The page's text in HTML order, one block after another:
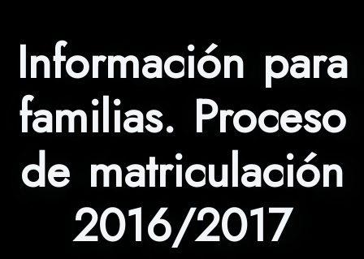
Información para
familias. Proceso
de matriculación
2016/2017